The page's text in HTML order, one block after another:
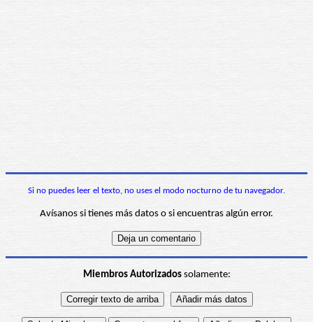
Si no puedes leer el texto, no uses el modo nocturno de tu navegador.
Avísanos si tienes más datos o si encuentras algún error.
Miembros Autorizadossolamente: